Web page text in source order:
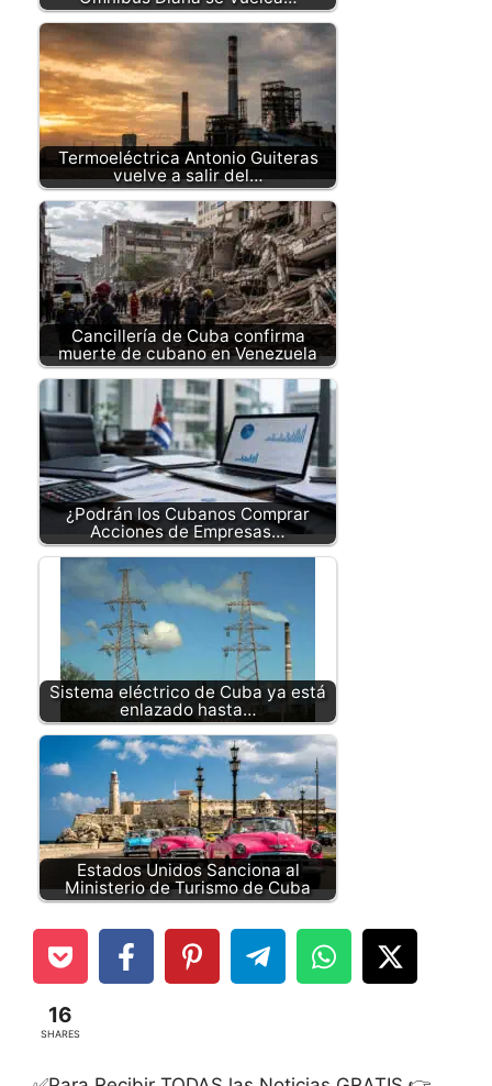
Termoeléctrica Antonio Guiteras
vuelve a salir del…
Cancillería de Cuba confirma
muerte de cubano en Venezuela
¿Podrán los Cubanos Comprar
Acciones de Empresas…
Sistema eléctrico de Cuba ya está
enlazado hasta…
Estados Unidos Sanciona al
Ministerio de Turismo de Cuba
16
SHARES